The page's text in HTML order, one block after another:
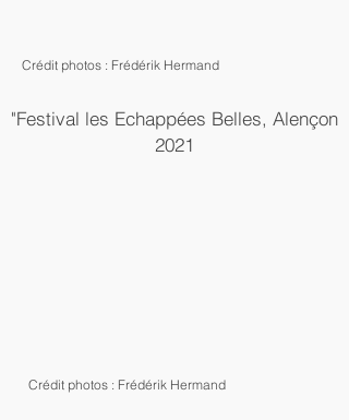
Crédit photos : Frédérik Hermand
"Festival les Echappées Belles, Alençon
2021
Crédit photos : Frédérik Hermand